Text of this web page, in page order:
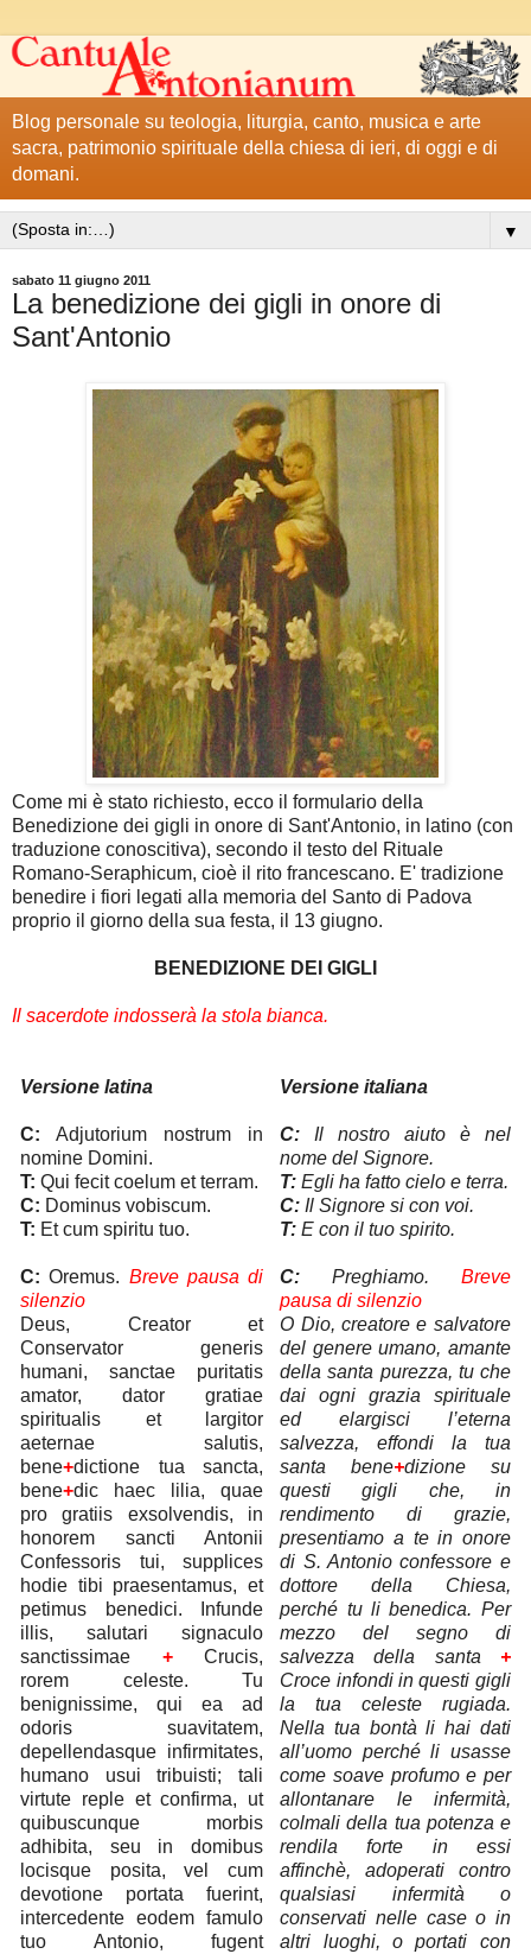
Blog personale su teologia, liturgia, canto, musica e arte
sacra, patrimonio spirituale della chiesa di ieri, di oggi e di
domani.
▼
sabato 11 giugno 2011
La benedizione dei gigli in onore di
Sant'Antonio
Come mi è stato richiesto, ecco il formulario della
Benedizione dei gigli in onore di Sant'Antonio, in latino (con
traduzione conoscitiva), secondo il testo del Rituale
Romano-Seraphicum, cioè il rito francescano. E' tradizione
benedire i fiori legati alla memoria del Santo di Padova
proprio il giorno della sua festa, il 13 giugno.
BENEDIZIONE DEI GIGLI
Il sacerdote indosserà la stola bianca.
Versione latina
C: Adjutorium nostrum in
nomine Domini.
T: Qui fecit coelum et terram.
C: Dominus vobiscum.
T: Et cum spiritu tuo.
C: Oremus. Breve pausa di
silenzio
Deus, Creator et
Conservator generis
humani, sanctae puritatis
amator, dator gratiae
spiritualis et largitor
aeternae salutis,
bene+dictione tua sancta,
bene+dic haec lilia, quae
pro gratiis exsolvendis, in
honorem sancti Antonii
Confessoris tui, supplices
hodie tibi praesentamus, et
petimus benedici. Infunde
illis, salutari signaculo
sanctissimae + Crucis,
rorem celeste. Tu
benignissime, qui ea ad
odoris suavitatem,
depellendasque infirmitates,
humano usui tribuisti; tali
virtute reple et confirma, ut
quibuscunque morbis
adhibita, seu in domibus
locisque posita, vel cum
devotione portata fuerint,
intercedente eodem famulo
tuo Antonio, fugent
Versione italiana
C: Il nostro aiuto è nel
nome del Signore.
T: Egli ha fatto cielo e terra.
C: Il Signore si con voi.
T: E con il tuo spirito.
C: Preghiamo. Breve
pausa di silenzio
O Dio, creatore e salvatore
del genere umano, amante
della santa purezza, tu che
dai ogni grazia spirituale
ed elargisci l’eterna
salvezza, effondi la tua
santa bene+dizione su
questi gigli che, in
rendimento di grazie,
presentiamo a te in onore
di S. Antonio confessore e
dottore della Chiesa,
perché tu li benedica. Per
mezzo del segno di
salvezza della santa +
Croce infondi in questi gigli
la tua celeste rugiada.
Nella tua bontà li hai dati
all’uomo perché li usasse
come soave profumo e per
allontanare le infermità,
colmali della tua potenza e
rendila forte in essi
affinchè, adoperati contro
qualsiasi infermità o
conservati nelle case o in
altri luoghi, o portati con